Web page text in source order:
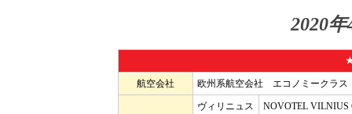
2020
航空会社 欧州系航空会社 エコノミークラス
ヴィリニュス NOVOTEL